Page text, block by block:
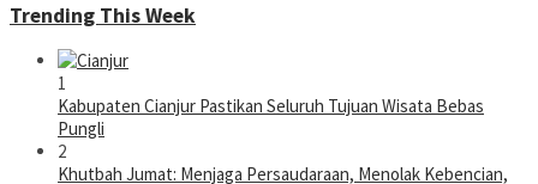
Trending This Week
1
Kabupaten Cianjur Pastikan Seluruh Tujuan Wisata Bebas
Pungli
2
Khutbah Jumat: Menjaga Persaudaraan, Menolak Kebencian,